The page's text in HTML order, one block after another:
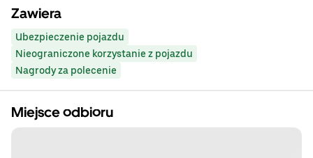
Zawiera
Ubezpieczenie pojazdu
Nieograniczone korzystanie z pojazdu
Nagrody za polecenie
Miejsce odbioru